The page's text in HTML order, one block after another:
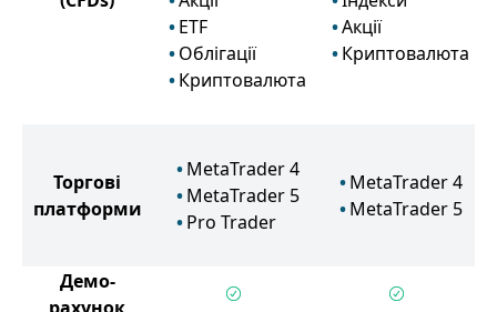
ETF
Облігації
Криптовалюта
Акції
Криптовалюта
Торгові
платформи
MetaTrader 4
MetaTrader 5
Pro Trader
MetaTrader 4
MetaTrader 5
Демо-